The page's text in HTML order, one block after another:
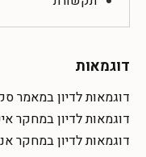
דוגמאות
דוגמאות לדיון במאמר
דוגמאות לדיון במחקר
דוגמאות לדיון במחקר